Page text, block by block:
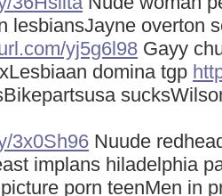
lesbiansJayne overton
yj5g6l98 Gayy
domina tgp
3x0Sh96 Nuude
implans hiladelphia
porn teenMen in